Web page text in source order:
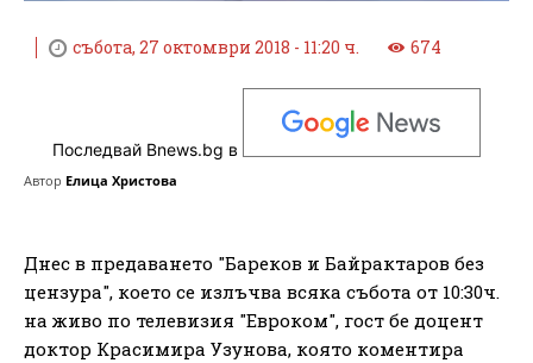
събота, 27 октомври 2018 - 11:20 ч. 674
Последвай Bnews.bg в
Автор Елица Христова
Днес в предаването "Бареков и Байрактаров без
цензура", което се излъчва всяка събота от 10:30ч.
на живо по телевизия "Евроком", гост бе доцент
доктор Красимира Узунова, която коментира